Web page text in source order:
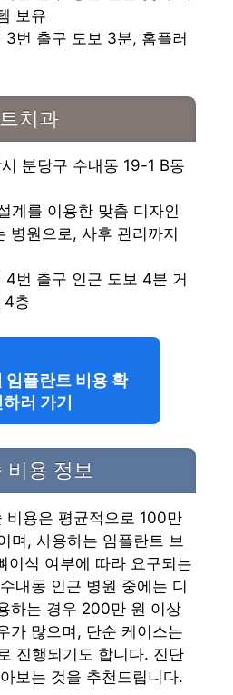
보유
3번 출구 도보 3분, 홈플러
치과
분당구 수내동 19-1 B동
계를 이용한 맞춤 디자인
병원으로, 사후 관리까지
4번 출구 인근 도보 4분 거
4층
임플란트 비용 확
하러 가기
비용 정보
비용은 평균적으로 100만
며, 사용하는 임플란트 브
이식 여부에 따라 요구되는
내동 인근 병원 중에는 디
하는 경우 200만 원 이상
가 많으며, 단순 케이스는
진행되기도 합니다. 진단
보는 것을 추천드립니다.